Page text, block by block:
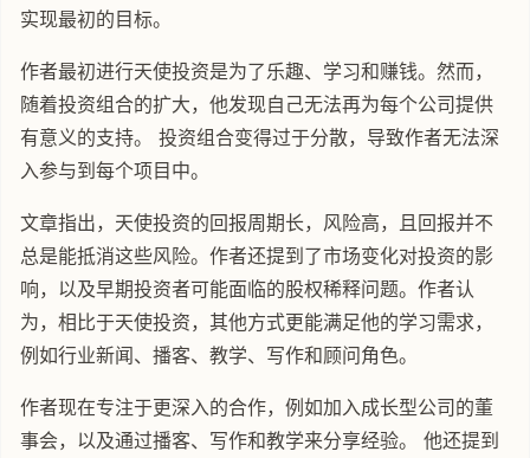
实现最初的目标。
作者最初进行天使投资是为了乐趣、学习和赚钱。然而，
随着投资组合的扩大，他发现自己无法再为每个公司提供
有意义的支持。 投资组合变得过于分散，导致作者无法深
入参与到每个项目中。
文章指出，天使投资的回报周期长，风险高，且回报并不
总是能抵消这些风险。作者还提到了市场变化对投资的影
响，以及早期投资者可能面临的股权稀释问题。作者认
为，相比于天使投资，其他方式更能满足他的学习需求，
例如行业新闻、播客、教学、写作和顾问角色。
作者现在专注于更深入的合作，例如加入成长型公司的董
事会，以及通过播客、写作和教学来分享经验。 他还提到